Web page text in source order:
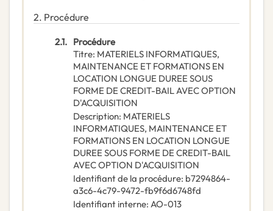
2. Procédure
2.1. Procédure
Titre: MATERIELS INFORMATIQUES,
MAINTENANCE ET FORMATIONS EN
LOCATION LONGUE DUREE SOUS
FORME DE CREDIT-BAIL AVEC OPTION
D'ACQUISITION
Description: MATERIELS
INFORMATIQUES, MAINTENANCE ET
FORMATIONS EN LOCATION LONGUE
DUREE SOUS FORME DE CREDIT-BAIL
AVEC OPTION D'ACQUISITION
Identifiant de la procédure: b7294864-
a3c6-4c79-9472-fb9f6d6748fd
Identifiant interne: AO-013